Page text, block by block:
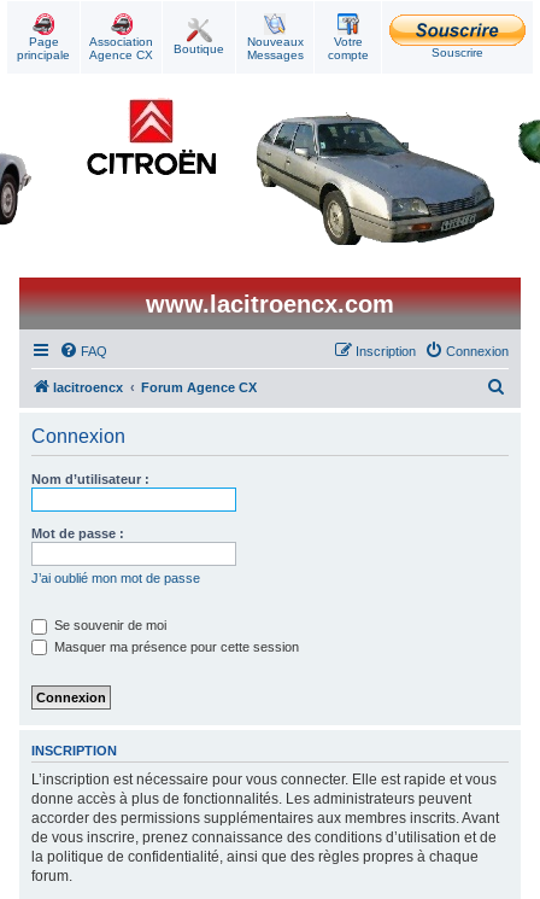
Page
principale
Association
Agence CX
Boutique
Nouveaux
Messages
Votre
compte
Souscrire
www.lacitroencx.com
FAQ Connexion
Inscription
lacitroencx Forum Agence CX
Connexion
Nom d’utilisateur :
Mot de passe :
J’ai oublié mon mot de passe
Se souvenir de moi
Masquer ma présence pour cette session
INSCRIPTION
L’inscription est nécessaire pour vous connecter. Elle est rapide et vous
donne accès à plus de fonctionnalités. Les administrateurs peuvent
accorder des permissions supplémentaires aux membres inscrits. Avant
de vous inscrire, prenez connaissance des conditions d’utilisation et de
la politique de confidentialité, ainsi que des règles propres à chaque
forum.